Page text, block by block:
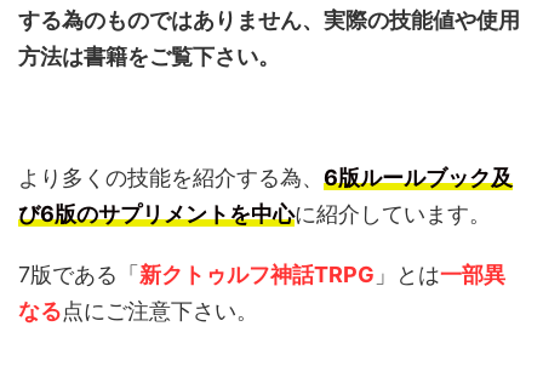
する為のものではありません、実際の技能値や使用
方法は書籍をご覧下さい。
より多くの技能を紹介する為、 6版ルールブック及
び6版のサプリメントを中心に紹介しています。
7版である「 新クトゥルフ神話TRPG 」とは一部異
なる点にご注意下さい。